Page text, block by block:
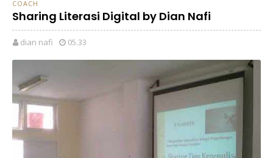
COACH
Sharing Literasi Digital by Dian Nafi
dian nafi 05.33